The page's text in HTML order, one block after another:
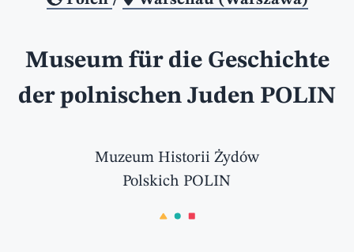
Museum für die Geschichte
der polnischen Juden POLIN
Muzeum Historii Żydów
Polskich POLIN